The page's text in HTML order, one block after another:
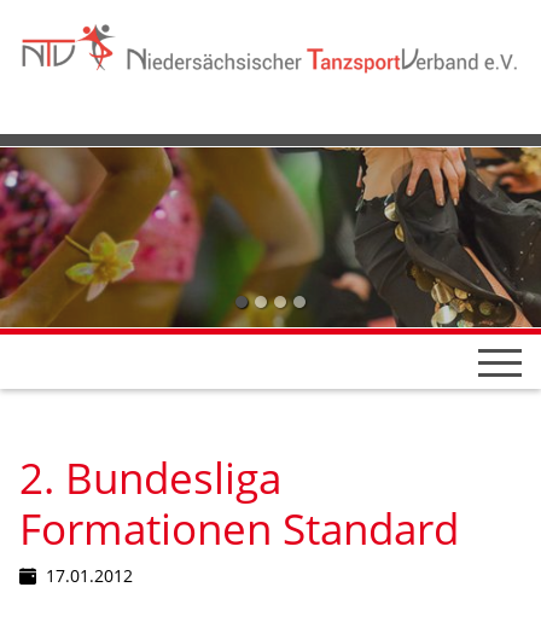
2. Bundesliga
Formationen Standard
17.01.2012